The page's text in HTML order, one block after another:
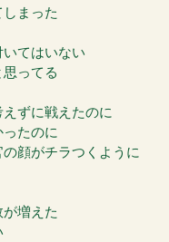
しまった
てはいない
ってる
ずに戦えたのに
たのに
顔がチラつくように
増えた